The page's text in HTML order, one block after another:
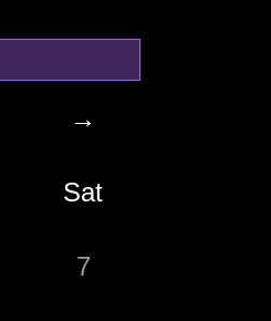
→
Sat
7